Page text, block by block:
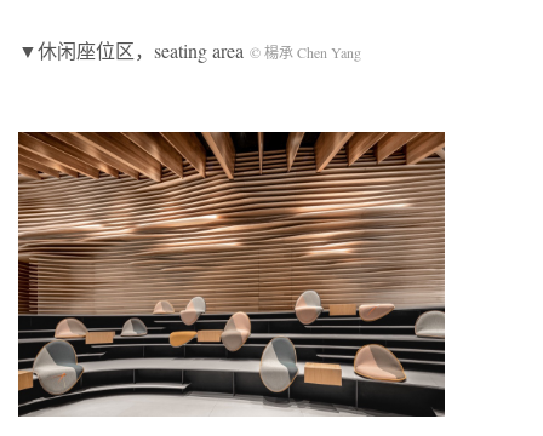
▼休闲座位区，seating area © 楊承 Chen Yang